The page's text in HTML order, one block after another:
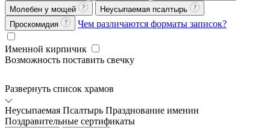
Молебен у мощей
Неусыпаемая псалтырь
Проскомидия
Чем различаются форматы записок?
Именной кирпичик
Возможность поставить свечку
Развернуть список храмов
Неусыпаемая Псалтырь Празднование именин
Поздравительные сертификаты